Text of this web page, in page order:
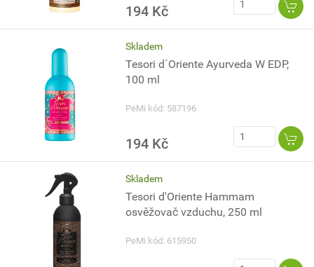
194 Kč
Skladem
Tesori d´Oriente Ayurveda W EDP,
100 ml
PeMi kód: 587196
194 Kč
Skladem
Tesori d'Oriente Hammam
osvěžovač vzduchu, 250 ml
PeMi kód: 615950